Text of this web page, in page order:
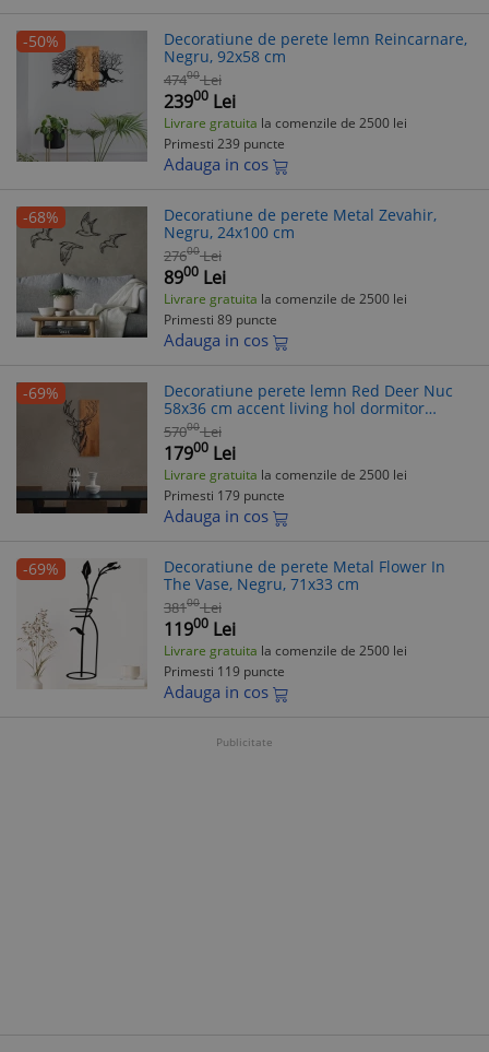
-50%
Decoratiune de perete lemn Reincarnare,
Negru, 92x58 cm
47400 Lei
23900 Lei
Livrare gratuita la comenzile de 2500 lei
Primesti 239 puncte
Adauga in cos
-68%
Decoratiune de perete Metal Zevahir,
Negru, 24x100 cm
27600 Lei
8900 Lei
Livrare gratuita la comenzile de 2500 lei
Primesti 89 puncte
Adauga in cos
-69%
Decoratiune perete lemn Red Deer Nuc
58x36 cm accent living hol dormitor
obiect decorativ casa
57000 Lei
17900 Lei
Livrare gratuita la comenzile de 2500 lei
Primesti 179 puncte
Adauga in cos
-69%
Decoratiune de perete Metal Flower In
The Vase, Negru, 71x33 cm
38100 Lei
11900 Lei
Livrare gratuita la comenzile de 2500 lei
Primesti 119 puncte
Adauga in cos
Publicitate